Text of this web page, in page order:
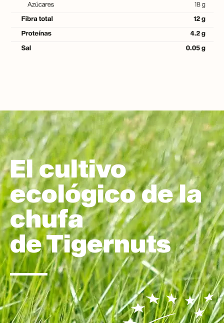
El cultivo
ecológico de la
chufa
de Tigernuts